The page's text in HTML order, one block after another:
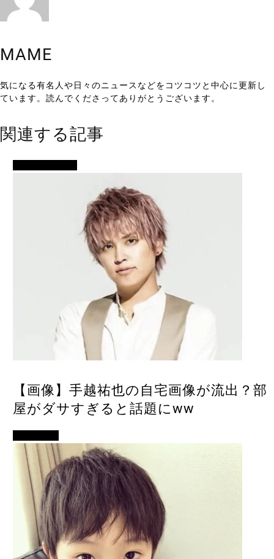
MAME
気になる有名人や日々のニュースなどをコツコツと中心に更新し
ています。読んでくださってありがとうございます。
関連する記事
【画像】手越祐也の自宅画像が流出？部
屋がダサすぎると話題にww